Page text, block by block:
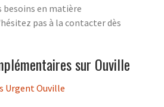
besoins en matière
pas à la contacter dès
sur Ouville
Urgent Ouville